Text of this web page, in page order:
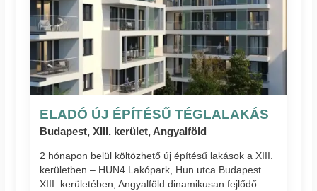
ELADÓ ÚJ ÉPÍTÉSŰ TÉGLALAKÁS
Budapest, XIII. kerület, Angyalföld
2 hónapon belül költözhető új építésű lakások a XIII.
kerületben – HUN4 Lakópark, Hun utca Budapest
XIII. kerületében, Angyalföld dinamikusan fejlődő